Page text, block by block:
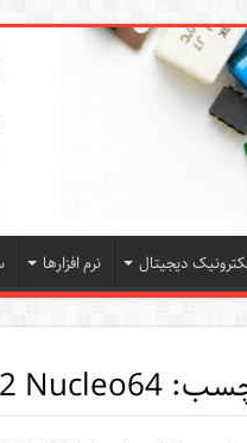
دیجیتال نرم افزارها
Nucleo64